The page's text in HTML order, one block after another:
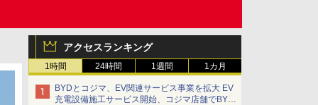
アクセスランキング
1時間 24時間 1週間 1カ月
BYDとコジマ、EV関連サービス事業を拡大 EV
充電設備施工サービス開始、コジマ店舗でBYD